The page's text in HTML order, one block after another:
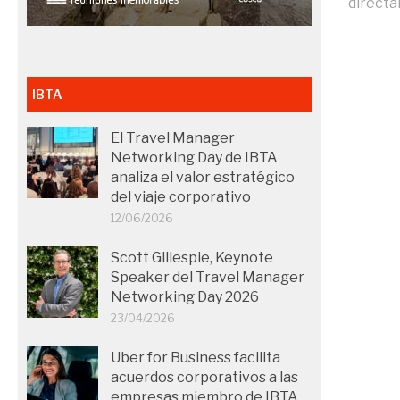
IBTA
El Travel Manager
Networking Day de IBTA
analiza el valor estratégico
del viaje corporativo
12/06/2026
Scott Gillespie, Keynote
Speaker del Travel Manager
Networking Day 2026
23/04/2026
Uber for Business facilita
acuerdos corporativos a las